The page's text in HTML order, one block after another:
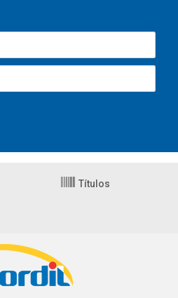
Títulos